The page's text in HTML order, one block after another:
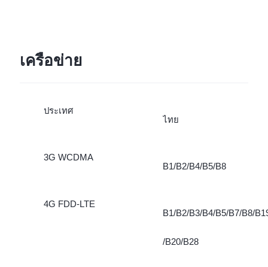
เครือข่าย
ประเทศ
ไทย
3G WCDMA
B1/B2/B4/B5/B8
4G FDD-LTE
B1/B2/B3/B4/B5/B7/B8/
/B20/B28